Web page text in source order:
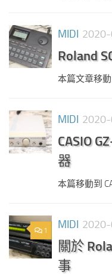
MIDI
Roland
本篇文章移動
MIDI
CASIO
器
本篇移動到
1 MIDI
關於
事